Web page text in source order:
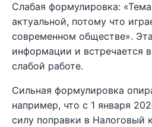
Слабая формулировка:
актуальной, потому что
современном обществе».
информации и встречается
слабой работе.
Сильная формулировка
например, что с 1 января
силу поправки в Налоговый